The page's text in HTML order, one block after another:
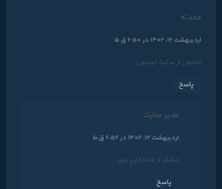
محدثه
اردیبهشت 12, 1402 در 6:50 ق.ظ
ممنون از سایت خوبتون.
پاسخ
مدیر سایت
اردیبهشت 12, 1402 در 6:52 ق.ظ
تشکر از شما کاربر عزیز
پاسخ